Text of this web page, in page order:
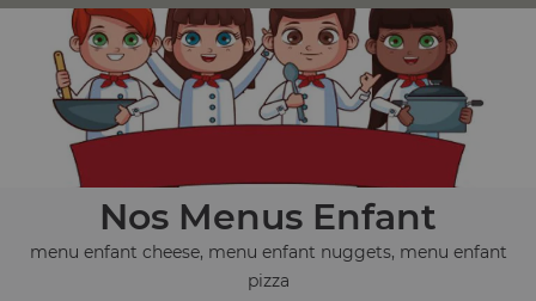
Nos Menus Enfant
menu enfant cheese, menu enfant nuggets, menu enfant
pizza